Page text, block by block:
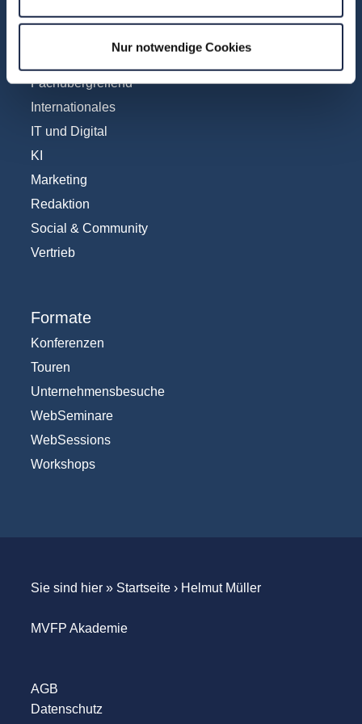
Nur notwendige Cookies
Fachübergreifend
Internationales
IT und Digital
KI
Marketing
Redaktion
Social & Community
Vertrieb
Formate
Konferenzen
Touren
Unternehmensbesuche
WebSeminare
WebSessions
Workshops
Sie sind hier » Startseite› Helmut Müller
MVFP Akademie
AGB
Datenschutz